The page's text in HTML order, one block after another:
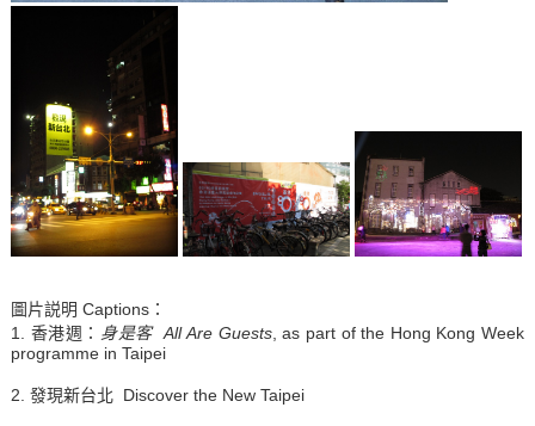
圖片説明 Captions：
1. 香港週： 身是客 All Are Guests, as part of the Hong Kong Week
programme in Taipei
2. 發現新台北 Discover the New Taipei